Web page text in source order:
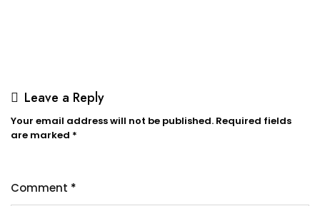
Leave a Reply
Your email address will not be published. Required fields
are marked *
Comment *